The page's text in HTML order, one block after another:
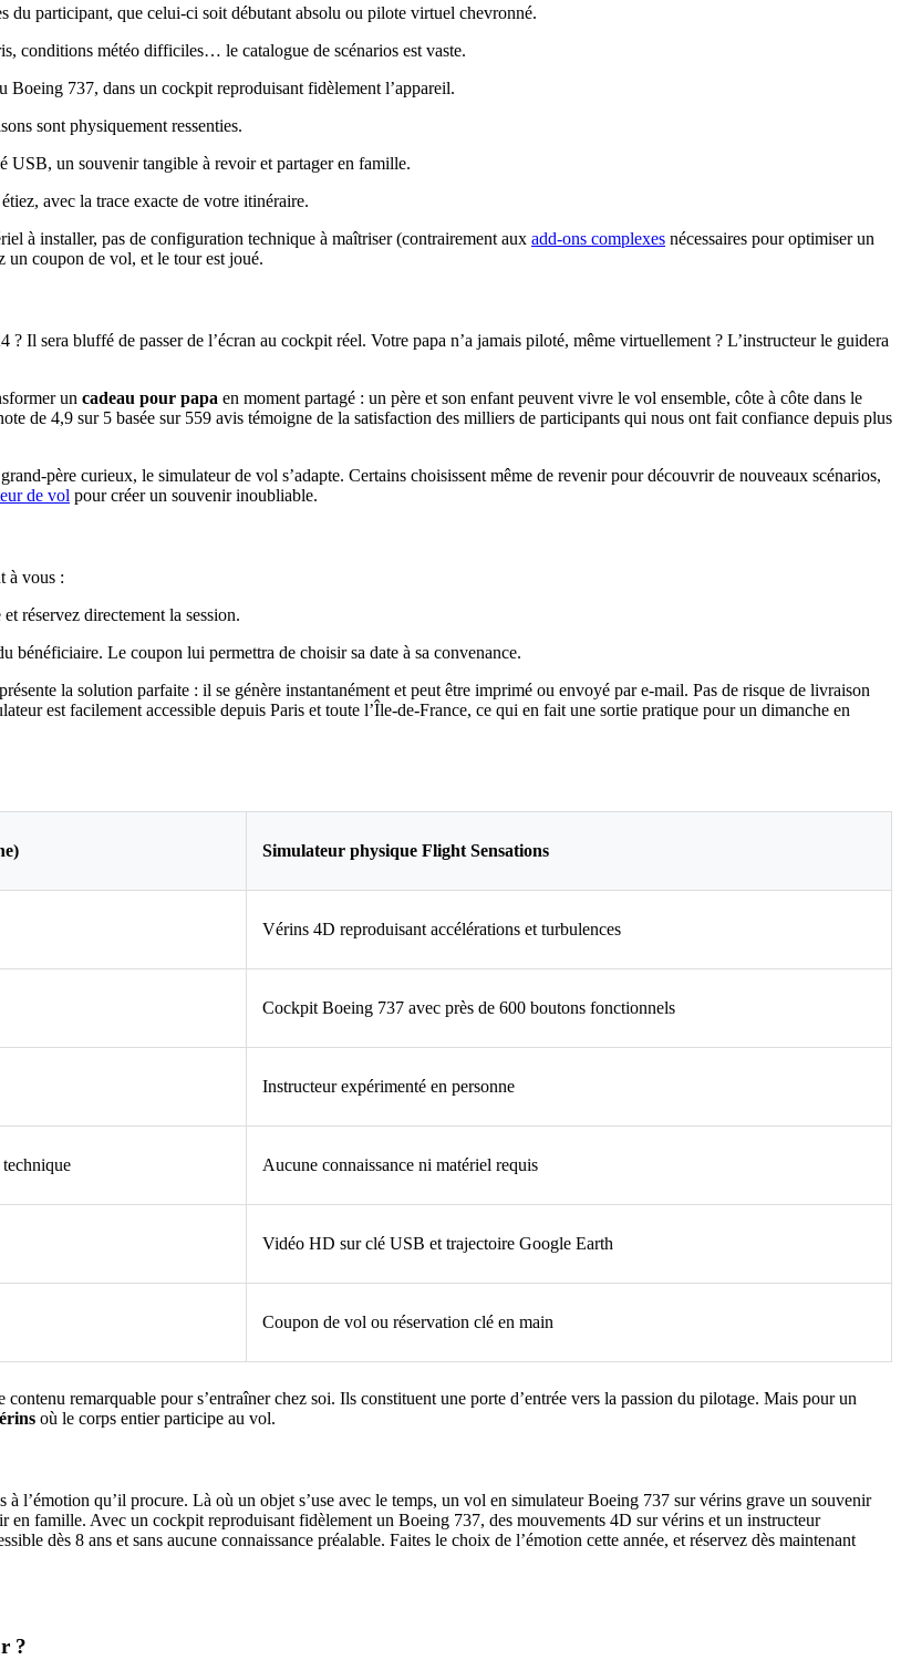
du participant, que celui-ci soit débutant absolu ou pilote virtuel chevronné.
conditions météo difficiles… le catalogue de scénarios est vaste.
Boeing 737, dans un cockpit reproduisant fidèlement l’appareil.
sont physiquement ressenties.
USB, un souvenir tangible à revoir et partager en famille.
avec la trace exacte de votre itinéraire.
à installer, pas de configuration technique à maîtriser (contrairement aux add-ons complexes nécessaires pour optimiser un
un coupon de vol, et le tour est joué.
Il sera bluffé de passer de l’écran au cockpit réel. Votre papa n’a jamais piloté, même virtuellement ? L’instructeur le guidera
un cadeau pour papa en moment partagé : un père et son enfant peuvent vivre le vol ensemble, côte à côte dans le
de 4,9 sur 5 basée sur 559 avis témoigne de la satisfaction des milliers de participants qui nous ont fait confiance depuis plus
père curieux, le simulateur de vol s’adapte. Certains choisissent même de revenir pour découvrir de nouveaux scénarios,
de vol pour créer un souvenir inoubliable.
à vous :
réservez directement la session.
bénéficiaire. Le coupon lui permettra de choisir sa date à sa convenance.
la solution parfaite : il se génère instantanément et peut être imprimé ou envoyé par e-mail. Pas de risque de livraison
est facilement accessible depuis Paris et toute l’Île-de-France, ce qui en fait une sortie pratique pour un dimanche en
Simulateur physique Flight Sensations
Vérins 4D reproduisant accélérations et turbulences
Cockpit Boeing 737 avec près de 600 boutons fonctionnels
Instructeur expérimenté en personne
Aucune connaissance ni matériel requis
Vidéo HD sur clé USB et trajectoire Google Earth
Coupon de vol ou réservation clé en main
remarquable pour s’entraîner chez soi. Ils constituent une porte d’entrée vers la passion du pilotage. Mais pour un
où le corps entier participe au vol.
à l’émotion qu’il procure. Là où un objet s’use avec le temps, un vol en simulateur Boeing 737 sur vérins grave un souvenir
famille. Avec un cockpit reproduisant fidèlement un Boeing 737, des mouvements 4D sur vérins et un instructeur
dès 8 ans et sans aucune connaissance préalable. Faites le choix de l’émotion cette année, et réservez dès maintenant
?